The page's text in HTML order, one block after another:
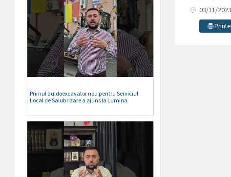
03/11/
Primul buldoexcavator nou pentru Serviciul
Local de Salubrizare a ajuns la Lumina